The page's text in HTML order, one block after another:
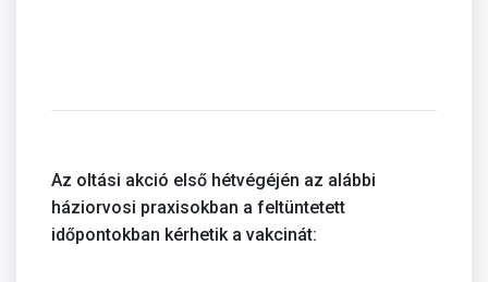
Az oltási akció első hétvégéjén az alábbi
háziorvosi praxisokban a feltüntetett
időpontokban kérhetik a vakcinát: